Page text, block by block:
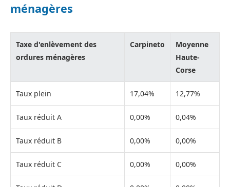
ménagères
Taxe d'enlèvement des
ordures ménagères
Carpineto
Moyenne
Haute-
Corse
Taux plein 17,04% 12,77%
Taux réduit A 0,00% 0,04%
Taux réduit B 0,00% 0,00%
Taux réduit C 0,00% 0,00%